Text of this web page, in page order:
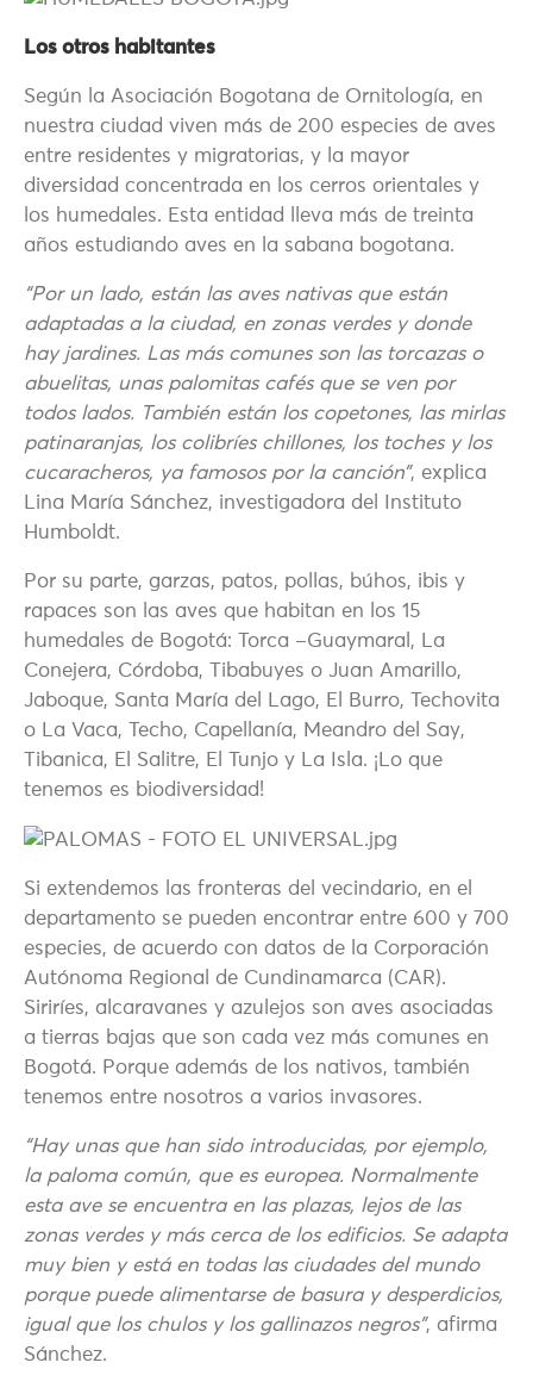
Los otros habitantes
Según la Asociación Bogotana de Ornitología, en
nuestra ciudad viven más de 200 especies de aves
entre residentes y migratorias, y la mayor
diversidad concentrada en los cerros orientales y
los humedales. Esta entidad lleva más de treinta
años estudiando aves en la sabana bogotana.
“Por un lado, están las aves nativas que están
adaptadas a la ciudad, en zonas verdes y donde
hay jardines. Las más comunes son las torcazas o
abuelitas, unas palomitas cafés que se ven por
todos lados. También están los copetones, las mirlas
patinaranjas, los colibríes chillones, los toches y los
cucaracheros, ya famosos por la canción”, explica
Lina María Sánchez, investigadora del Instituto
Humboldt.
Por su parte, garzas, patos, pollas, búhos, ibis y
rapaces son las aves que habitan en los 15
humedales de Bogotá: Torca –Guaymaral, La
Conejera, Córdoba, Tibabuyes o Juan Amarillo,
Jaboque, Santa María del Lago, El Burro, Techovita
o La Vaca, Techo, Capellanía, Meandro del Say,
Tibanica, El Salitre, El Tunjo y La Isla. ¡Lo que
tenemos es biodiversidad!
Si extendemos las fronteras del vecindario, en el
departamento se pueden encontrar entre 600 y 700
especies, de acuerdo con datos de la Corporación
Autónoma Regional de Cundinamarca (CAR).
Siriríes, alcaravanes y azulejos son aves asociadas
a tierras bajas que son cada vez más comunes en
Bogotá. Porque además de los nativos, también
tenemos entre nosotros a varios invasores.
“Hay unas que han sido introducidas, por ejemplo,
la paloma común, que es europea. Normalmente
esta ave se encuentra en las plazas, lejos de las
zonas verdes y más cerca de los edificios. Se adapta
muy bien y está en todas las ciudades del mundo
porque puede alimentarse de basura y desperdicios,
igual que los chulos y los gallinazos negros”, afirma
Sánchez.